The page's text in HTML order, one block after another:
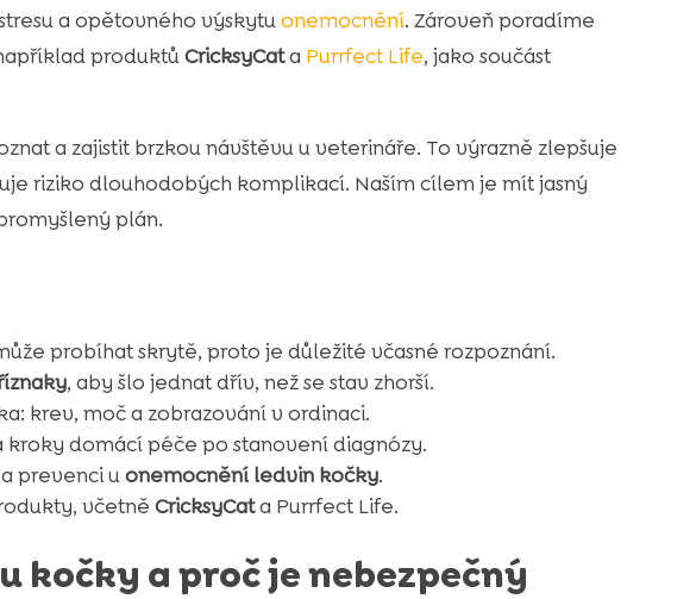
a opětovného výskytuonemocnění. Zároveň poradíme
produktůCricksyCata Purrfect Life, jako součást
a zajistit brzkou návštěvu u veterináře. To výrazně zlepšuje
riziko dlouhodobých komplikací. Naším cílem je mít jasný
plán.
probíhat skrytě, proto je důležité včasné rozpoznání.
, aby šlo jednat dřív, než se stav zhorší.
krev, moč a zobrazování v ordinaci.
kroky domácí péče po stanovení diagnózy.
prevenci uonemocnění ledvin kočky.
včetně CricksyCata Purrfect Life.
kočky a proč je nebezpečný